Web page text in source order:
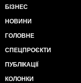
БІЗНЕС
НОВИНИ
ГОЛОВНЕ
СПЕЦПРОЄКТИ
ПУБЛІКАЦІЇ
КОЛОНКИ